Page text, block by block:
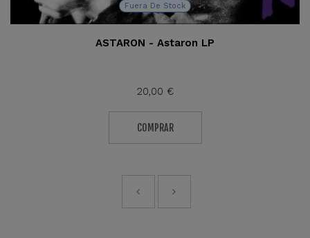
Fuera De Stock
ASTARON - Astaron LP
20,00 €
COMPRAR